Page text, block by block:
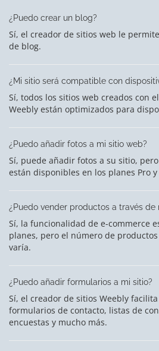
¿Puedo crear un blog?
Sí, el creador de sitios web le
de blog.
¿Mi sitio será compatible con
Sí, todos los sitios web creados con
Weebly están optimizados para
¿Puedo añadir fotos a mi sitio web?
Sí, puede añadir fotos a su sitio,
están disponibles en los planes Pro y
¿Puedo vender productos a través de
Sí, la funcionalidad de e-commerce
planes, pero el número de
varía.
¿Puedo añadir formularios a mi sitio?
Sí, el creador de sitios Weebly
formularios de contacto, listas de
encuestas y mucho más.